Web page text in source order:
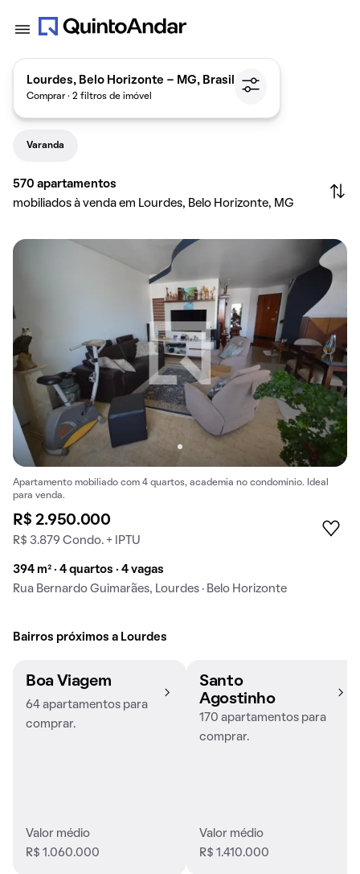
Lourdes, Belo Horizonte - MG, Brasil
Comprar · 2 filtros de imóvel
Varanda
570 apartamentos
mobiliados à venda em Lourdes, Belo Horizonte, MG
Apartamento mobiliado com 4 quartos, academia no condomínio. Ideal
para venda.
R$ 2.950.000
R$ 3.879 Condo. + IPTU
394 m² · 4 quartos · 4 vagas
Rua Bernardo Guimarães, Lourdes · Belo Horizonte
Bairros próximos a Lourdes
Boa Viagem
64 apartamentos para
comprar.
Valor médio
R$ 1.060.000
Santo
Agostinho
170 apartamentos para
comprar.
Valor médio
R$ 1.410.000